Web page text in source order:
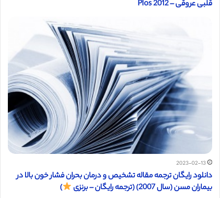
قلبی عروقی – Plos 2012
2023-02-13
دانلود رایگان ترجمه مقاله تشخیص و درمان بحران فشار خون بالا در
بیماران مسن (سال 2007) (ترجمه رایگان – برنزی
)